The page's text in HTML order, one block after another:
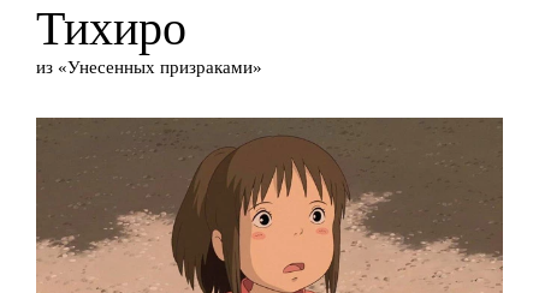
Тихиро
из «Унесенных призраками»